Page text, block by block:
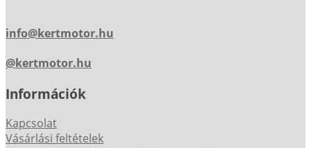
info@kertmotor.hu
@kertmotor.hu
Információk
Kapcsolat
Vásárlási feltételek